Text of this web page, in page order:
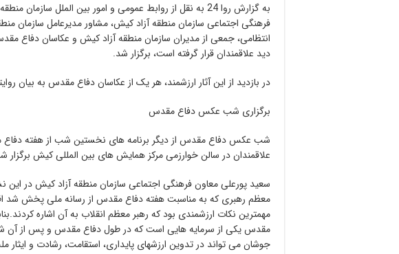
به گزارش روا 24 به نقل از روابط عمومی و امور بین الملل
فرهنگی اجتماعی سازمان منطقه آزاد کیش، مشاور مدیرعامل سازمان
انتظامی، جمعی از مدیران سازمان منطقه آزاد کیش و عکاسان دفاع
دید علاقمندان قرار گرفته است، برگزار شد.
در بازدید از این آثار ارزشمند، هر یک از عکاسان دفاع مقدس به بیان
برگزاری شب عکس دفاع مقدس
شب عکس دفاع مقدس از دیگر برنامه های نخستین شب از هفته دفاع
علاقمندان در سالن خوارزمی مرکز همایش های بین المللی کیش برگزار
سعید پورعلی معاون فرهنگی اجتماعی سازمان منطقه آزاد کیش در این
معظم رهبری که به مناسبت هفته دفاع مقدس از رسانه ملی پخش شد
مهمترین نکات ارزشمندی بود که رهبر معظم انقلاب به آن اشاره
مقدس یکی از سرمایه هایی است که در طول دفاع مقدس و پس از آن
جوشان می تواند در تدوین ارزشهای پایداری، استقامت، رشادت و ایثار